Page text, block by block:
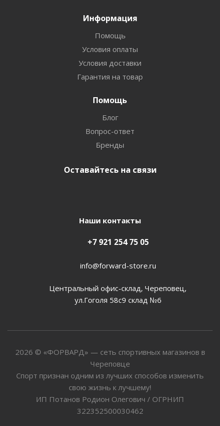
Информация
Помощь
Условия оплаты
Условия доставки
Гарантия на товар
Помощь
Блог
Вопрос-ответ
Бренды
Оставайтесь на связи
Наши контакты
+7 921 254 75 05
info@forward-store.ru
Центральный офис-склад, Череповец,
ул.Гоголя 58с9 склад №6
2026 © «ФОРВАРД» — сеть спортивных магазинов в
Череповце
Спорт признан одним из лучших способов изменить
свою жизнь к лучшему!
ИП Потанов Родион Олегович / ОГРНИП
322352500030462